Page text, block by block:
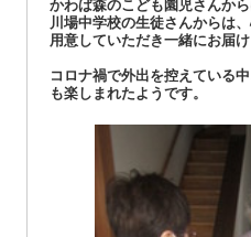
かわば森のこども園児さんか
川場中学校の生徒さんからは
用意していただき一緒にお届け
コロナ禍で外出を控えている
も楽しまれたようです。